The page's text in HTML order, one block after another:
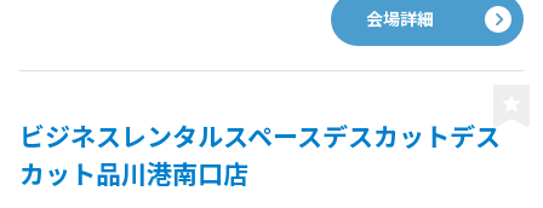
会場詳細
ビジネスレンタルスペースデスカットデス
カット品川港南口店